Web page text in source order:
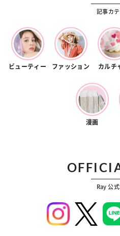
記事カテ
ビューティー ファッション カルチ
漫画
Ray 公